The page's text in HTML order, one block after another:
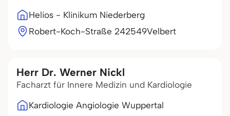
Helios - Klinikum Niederberg
Robert-Koch-Straße 242549Velbert
Herr Dr. Werner Nickl
Facharzt für Innere Medizin und Kardiologie
Kardiologie Angiologie Wuppertal